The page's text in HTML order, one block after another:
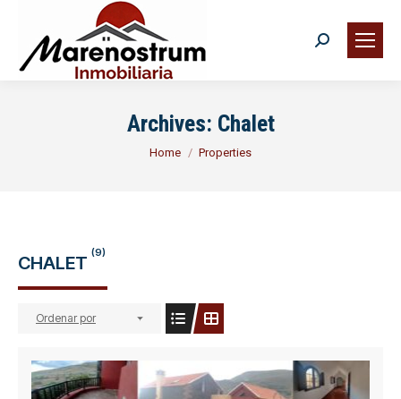
Search:
Buscar
Archives: Chalet
You are here:
Home Properties
CHALET (9)
Ordenar por